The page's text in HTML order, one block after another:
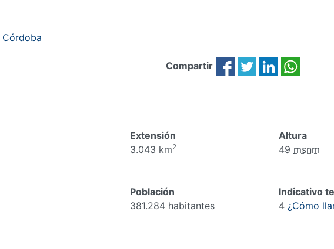
Compartir
Extensión
3.043 km2
Altura
49 msnm
Población
381.284 habitantes
Indicativo
4 ¿Cómo